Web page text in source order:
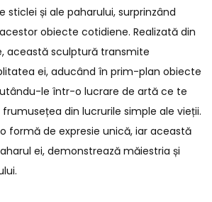
sticlei și ale paharului, surprinzând
obiecte cotidiene. Realizată din
această sculptură transmite
ei, aducând în prim-plan obiecte
le într-o lucrare de artă ce te
din lucrurile simple ale vieții.
formă de expresie unică, iar această
ei, demonstrează măiestria și